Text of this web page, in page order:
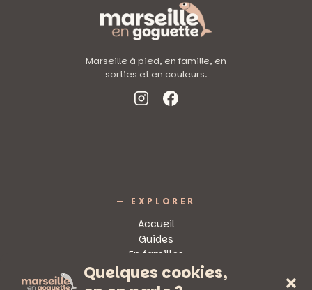
Quelques cookies,
Marseille à pied, en famille, en
sorties et en couleurs.
— EXPLORER
Accueil
Guides
En familles
Sorties